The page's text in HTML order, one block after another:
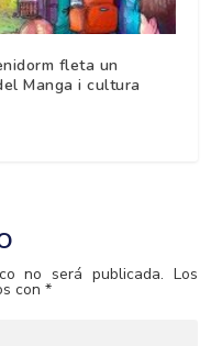
fleta un
Manga i cultura
no será publicada. Los
con*